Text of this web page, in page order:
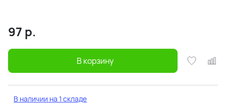
97 р.
В корзину
В наличии на 1 складе